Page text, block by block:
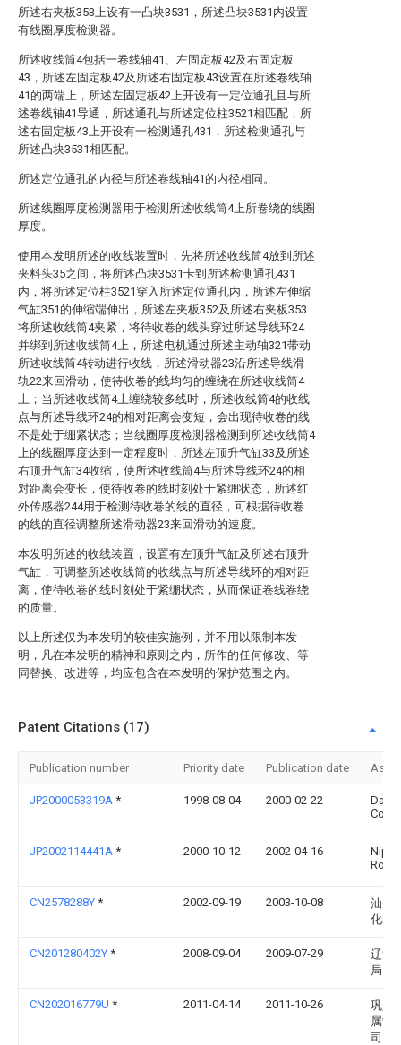
所述右夹板353上设有一凸块3531，所述凸块3531内设置
有线圈厚度检测器。
所述收线筒4包括一卷线轴41、左固定板42及右固定板
43，所述左固定板42及所述右固定板43设置在所述卷线轴
41的两端上，所述左固定板42上开设有一定位通孔且与所
述卷线轴41导通，所述通孔与所述定位柱3521相匹配，所
述右固定板43上开设有一检测通孔431，所述检测通孔与
所述凸块3531相匹配。
所述定位通孔的内径与所述卷线轴41的内径相同。
所述线圈厚度检测器用于检测所述收线筒4上所卷绕的线圈
厚度。
使用本发明所述的收线装置时，先将所述收线筒4放到所述
夹料头35之间，将所述凸块3531卡到所述检测通孔431
内，将所述定位柱3521穿入所述定位通孔内，所述左伸缩
气缸351的伸缩端伸出，所述左夹板352及所述右夹板353
将所述收线筒4夹紧，将待收卷的线头穿过所述导线环24
并绑到所述收线筒4上，所述电机通过所述主动轴321带动
所述收线筒4转动进行收线，所述滑动器23沿所述导线滑
轨22来回滑动，使待收卷的线均匀的缠绕在所述收线筒4
上；当所述收线筒4上缠绕较多线时，所述收线筒4的收线
点与所述导线环24的相对距离会变短，会出现待收卷的线
不是处于绷紧状态；当线圈厚度检测器检测到所述收线筒4
上的线圈厚度达到一定程度时，所述左顶升气缸33及所述
右顶升气缸34收缩，使所述收线筒4与所述导线环24的相
对距离会变长，使待收卷的线时刻处于紧绷状态，所述红
外传感器244用于检测待收卷的线的直径，可根据待收卷
的线的直径调整所述滑动器23来回滑动的速度。
本发明所述的收线装置，设置有左顶升气缸及所述右顶升
气缸，可调整所述收线筒的收线点与所述导线环的相对距
离，使待收卷的线时刻处于紧绷状态，从而保证卷线卷绕
的质量。
以上所述仅为本发明的较佳实施例，并不用以限制本发
明，凡在本发明的精神和原则之内，所作的任何修改、等
同替换、改进等，均应包含在本发明的保护范围之内。
Patent Citations (17)
Publication number Priority date Publication date
JP2000053319A * 1998-08-04 2000-02-22
Co
JP2002114441A * 2000-10-12 2002-04-16
Rotor
CN2578288Y * 2002-09-19 2003-10-08
汕头
化装
CN201280402Y * 2008-09-04 2009-07-29
辽河
局
CN202016779U * 2011-04-14 2011-10-26
巩义
属制
司